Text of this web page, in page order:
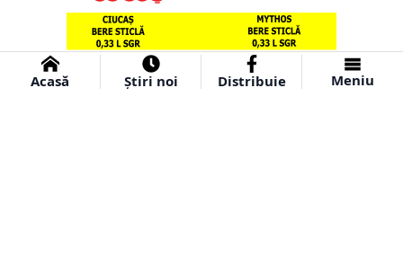
Acasă Știri noi Distribuie Meniu